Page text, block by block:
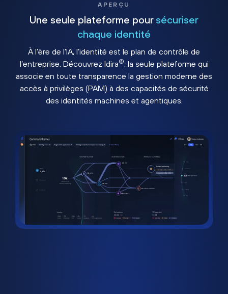
APERÇU
Une seule plateforme pour sécuriser
chaque identité
À l’ère de l’IA, l’identité est le plan de contrôle de
l’entreprise. Découvrez Idira®, la seule plateforme qui
associe en toute transparence la gestion moderne des
accès à privilèges (PAM) à des capacités de sécurité
des identités machines et agentiques.